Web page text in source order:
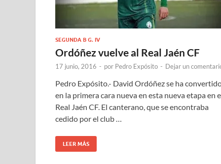
SEGUNDA B G. IV
Ordóñez vuelve al Real Jaén CF
17 junio, 2016 - por Pedro Expósito - Dejar un
Pedro Expósito.- David Ordóñez se ha
en la primera cara nueva en esta nueva etapa en
Real Jaén CF. El canterano, que se encontraba
cedido por el club …
LEER MÁS